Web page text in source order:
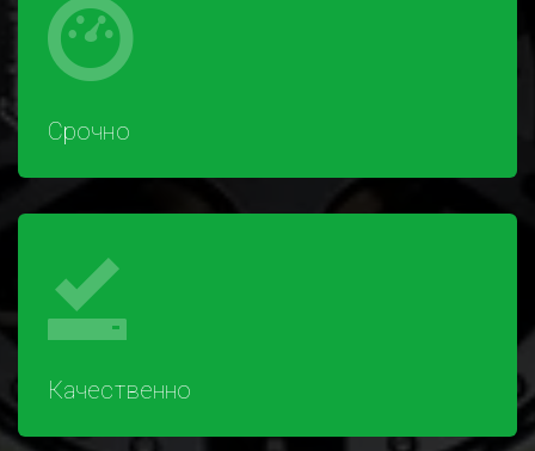
Срочно
Качественно